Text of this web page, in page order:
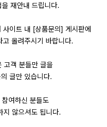
재안내 드립니다.
이트 내 [상품문의] 게시판에
올려주시기 바랍니다.
고객 분들만 글을
글만 있습니다.
여하신 분들도
지 않으셔도 됩니다.